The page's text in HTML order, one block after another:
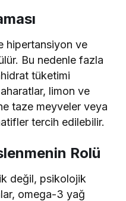
hipertansiyon ve
Bu nedenle fazla
tüketimi
limon ve
taze meyveler veya
tercih edilebilir.
Rolü
değil, psikolojik
omega-3 yağ